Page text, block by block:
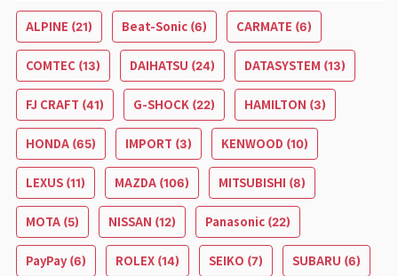
ALPINE (21) Beat-Sonic (6) CARMATE (6)
COMTEC (13) DAIHATSU (24) DATASYSTEM (13)
FJ CRAFT (41) G-SHOCK (22) HAMILTON (3)
HONDA (65) IMPORT (3) KENWOOD (10)
LEXUS (11) MAZDA (106) MITSUBISHI (8)
MOTA (5) NISSAN (12) Panasonic (22)
PayPay(6) ROLEX (14) SEIKO (7) SUBARU (6)